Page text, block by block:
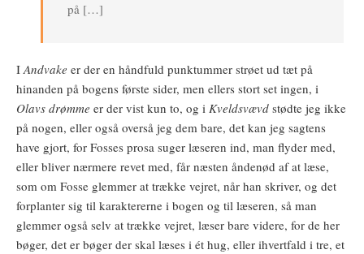
på […]
IAndvake er der en håndfuld punktummer strøet ud tæt på
hinanden på bogens første sider, men ellers stort set ingen, i
Olavs drømme er der vist kun to, og i Kveldsvævd stødte jeg ikke
på nogen, eller også overså jeg dem bare, det kan jeg sagtens
have gjort, for Fosses prosa suger læseren ind, man flyder med,
eller bliver nærmere revet med, får næsten åndenød af at læse,
som om Fosse glemmer at trække vejret, når han skriver, og det
forplanter sig til karaktererne i bogen og til læseren, så man
glemmer også selv at trække vejret, læser bare videre, for de her
bøger, det er bøger der skal læses i ét hug, eller ihvertfald i tre, et